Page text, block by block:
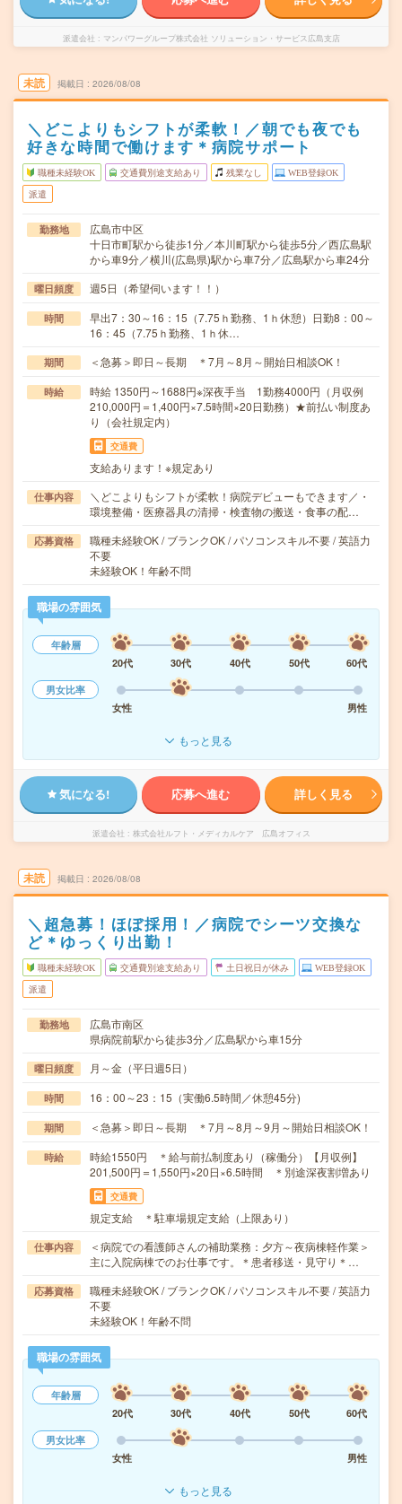
派遣会社 マンパワーグループ株式会社 ソリューション・サービス広島支店
未読 掲載日 2026/08/08
＼どこよりもシフトが柔軟！／朝でも夜でも
好きな時間で働けます＊病院サポート
職種未経験OK 交通費別途支給あり 残業なし WEB登録OK
派遣
勤務地
広島市中区
十日市町駅から徒歩1分／本川町駅から徒歩5分／西広島駅
から車9分／横川(広島県)駅から車7分／広島駅から車24分
曜日頻度 週5日（希望伺います！！）
時間
早出7：30～16：15（7.75ｈ勤務、1ｈ休憩）日勤8：00～
16：45（7.75ｈ勤務、1ｈ休…
期間 ＜急募＞即日～長期 ＊7月～8月～開始日相談OK！
時給
時給 1350円～1688円※深夜手当 1勤務4000円（月収例
210,000円＝1,400円×7.5時間×20日勤務）★前払い制度あ
り（会社規定内）
交通費
支給あります！※規定あり
仕事内容
＼どこよりもシフトが柔軟！病院デビューもできます／・
環境整備・医療器具の清掃・検査物の搬送・食事の配…
応募資格
職種未経験OK / ブランクOK / パソコンスキル不要 / 英語力
不要
未経験OK！年齢不問
職場の雰囲気
年齢層
20代
30代 40代 50代
60代
男女比率
女性
男性
もっと見る
気になる! 応募へ進む 詳しく見る
派遣会社 株式会社ルフト・メディカルケア 広島オフィス
未読 掲載日 2026/08/08
＼超急募！ほぼ採用！／病院でシーツ交換な
ど＊ゆっくり出勤！
職種未経験OK 交通費別途支給あり 土日祝日が休み WEB登録OK
派遣
勤務地
広島市南区
県病院前駅から徒歩3分／広島駅から車15分
曜日頻度 月～金（平日週5日）
時間 16：00～23：15（実働6.5時間／休憩45分)
期間 ＜急募＞即日～長期 ＊7月～8月～9月～開始日相談OK！
時給
時給1550円 ＊給与前払制度あり（稼働分）【月収例】
201,500円＝1,550円×20日×6.5時間 ＊別途深夜割増あり
交通費
規定支給 ＊駐車場規定支給（上限あり）
仕事内容
＜病院での看護師さんの補助業務：夕方～夜病棟軽作業＞
主に入院病棟でのお仕事です。＊患者移送・見守り＊…
応募資格
職種未経験OK / ブランクOK / パソコンスキル不要 / 英語力
不要
未経験OK！年齢不問
職場の雰囲気
年齢層
20代
30代 40代 50代
60代
男女比率
女性
男性
もっと見る